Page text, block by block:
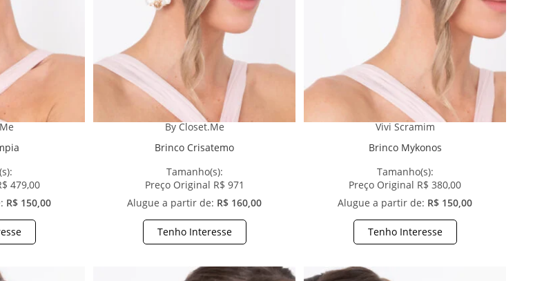
479,00
R$ 150,00
By Closet.Me
Brinco Crisatemo
Tamanho(s):
Preço Original R$ 971
Alugue a partir de: R$ 160,00
Tenho Interesse
Vivi Scramim
Brinco Mykonos
Tamanho(s):
Preço Original R$ 380,00
Alugue a partir de: R$ 150,00
Tenho Interesse